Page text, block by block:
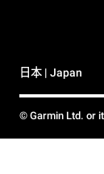
日本 | Japan
© Garmin Ltd. or